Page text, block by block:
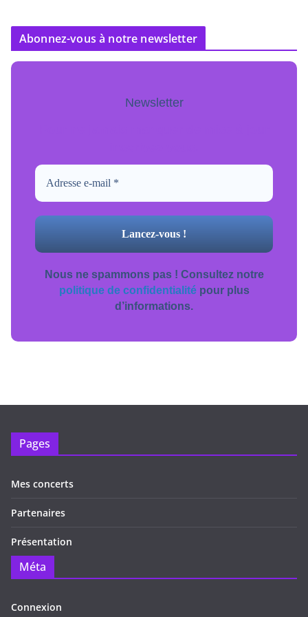
Abonnez-vous à notre newsletter
Newsletter
Nous ne spammons pas ! Consultez notre
politique de confidentialitépour plus
d’informations.
Pages
Mes concerts
Partenaires
Présentation
Méta
Connexion